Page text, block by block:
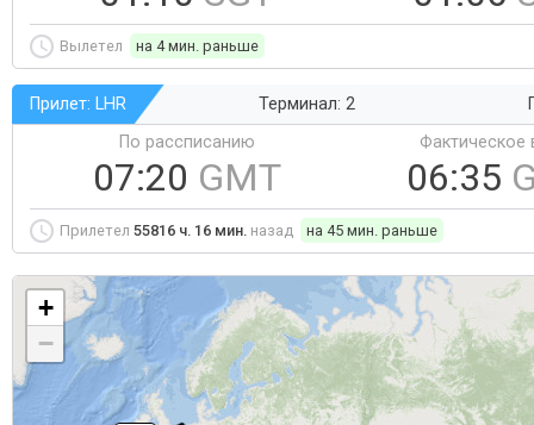
Вылетел на 4 мин. раньше
Прилет: LHR Терминал: 2
По рассписанию
07:20 GMT
Фактическое
06:35
Прилетел 55816 ч. 16 мин. назад на 45 мин. раньше
+
−